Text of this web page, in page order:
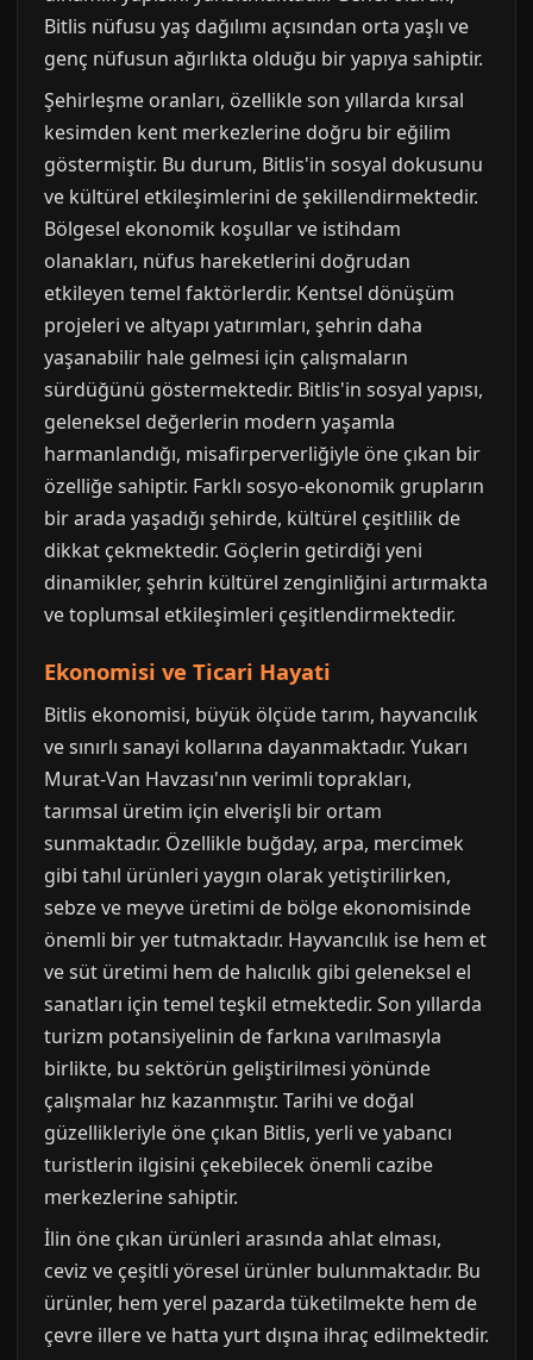
Bitlis nüfusu yaş dağılımı açısından orta yaşlı ve
genç nüfusun ağırlıkta olduğu bir yapıya sahiptir.
Şehirleşme oranları, özellikle son yıllarda kırsal
kesimden kent merkezlerine doğru bir eğilim
göstermiştir. Bu durum, Bitlis'in sosyal dokusunu
ve kültürel etkileşimlerini de şekillendirmektedir.
Bölgesel ekonomik koşullar ve istihdam
olanakları, nüfus hareketlerini doğrudan
etkileyen temel faktörlerdir. Kentsel dönüşüm
projeleri ve altyapı yatırımları, şehrin daha
yaşanabilir hale gelmesi için çalışmaların
sürdüğünü göstermektedir. Bitlis'in sosyal yapısı,
geleneksel değerlerin modern yaşamla
harmanlandığı, misafirperverliğiyle öne çıkan bir
özelliğe sahiptir. Farklı sosyo-ekonomik grupların
bir arada yaşadığı şehirde, kültürel çeşitlilik de
dikkat çekmektedir. Göçlerin getirdiği yeni
dinamikler, şehrin kültürel zenginliğini artırmakta
ve toplumsal etkileşimleri çeşitlendirmektedir.
Ekonomisi ve Ticari Hayati
Bitlis ekonomisi, büyük ölçüde tarım, hayvancılık
ve sınırlı sanayi kollarına dayanmaktadır. Yukarı
Murat-Van Havzası'nın verimli toprakları,
tarımsal üretim için elverişli bir ortam
sunmaktadır. Özellikle buğday, arpa, mercimek
gibi tahıl ürünleri yaygın olarak yetiştirilirken,
sebze ve meyve üretimi de bölge ekonomisinde
önemli bir yer tutmaktadır. Hayvancılık ise hem et
ve süt üretimi hem de halıcılık gibi geleneksel el
sanatları için temel teşkil etmektedir. Son yıllarda
turizm potansiyelinin de farkına varılmasıyla
birlikte, bu sektörün geliştirilmesi yönünde
çalışmalar hız kazanmıştır. Tarihi ve doğal
güzellikleriyle öne çıkan Bitlis, yerli ve yabancı
turistlerin ilgisini çekebilecek önemli cazibe
merkezlerine sahiptir.
İlin öne çıkan ürünleri arasında ahlat elması,
ceviz ve çeşitli yöresel ürünler bulunmaktadır. Bu
ürünler, hem yerel pazarda tüketilmekte hem de
çevre illere ve hatta yurt dışına ihraç edilmektedir.